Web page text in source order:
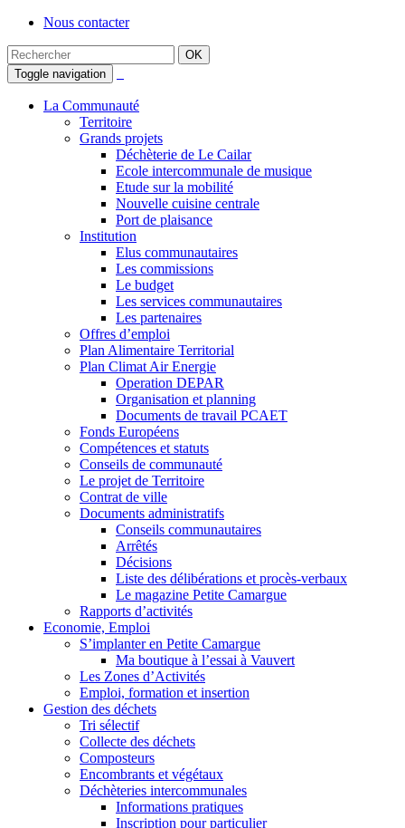
Nous contacter
Toggle navigation
La Communauté
Territoire
Grands projets
Déchèterie de Le Cailar
Ecole intercommunale de musique
Etude sur la mobilité
Nouvelle cuisine centrale
Port de plaisance
Institution
Elus communautaires
Les commissions
Le budget
Les services communautaires
Les partenaires
Offres d’emploi
Plan Alimentaire Territorial
Plan Climat Air Energie
Operation DEPAR
Organisation et planning
Documents de travail PCAET
Fonds Européens
Compétences et statuts
Conseils de communauté
Le projet de Territoire
Contrat de ville
Documents administratifs
Conseils communautaires
Arrêtés
Décisions
Liste des délibérations et procès-verbaux
Le magazine Petite Camargue
Rapports d’activités
Economie, Emploi
S’implanter en Petite Camargue
Ma boutique à l’essai à Vauvert
Les Zones d’Activités
Emploi, formation et insertion
Gestion des déchets
Tri sélectif
Collecte des déchets
Composteurs
Encombrants et végétaux
Déchèteries intercommunales
Informations pratiques
Inscription pour particulier